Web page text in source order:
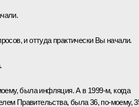
и оттуда практически Вы начали.
была инфляция. А в 1999‑м, когда
Правительства, была 36, по-моему,